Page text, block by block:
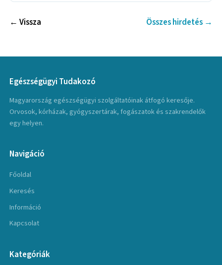
← Vissza Összes hirdetés →
Egészségügyi Tudakozó
Magyarország egészségügyi szolgáltatóinak átfogó keresője.
Orvosok, kórházak, gyógyszertárak, fogászatok és szakrendelők
egy helyen.
Navigáció
Főoldal
Keresés
Információ
Kapcsolat
Kategóriák